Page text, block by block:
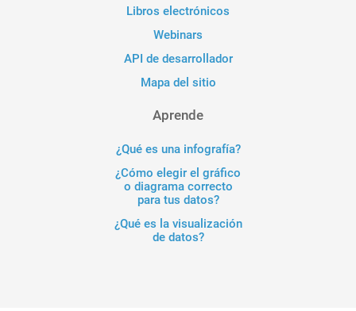
Libros electrónicos
Webinars
API de desarrollador
Mapa del sitio
Aprende
¿Qué es una infografía?
¿Cómo elegir el gráfico
o diagrama correcto
para tus datos?
¿Qué es la visualización
de datos?